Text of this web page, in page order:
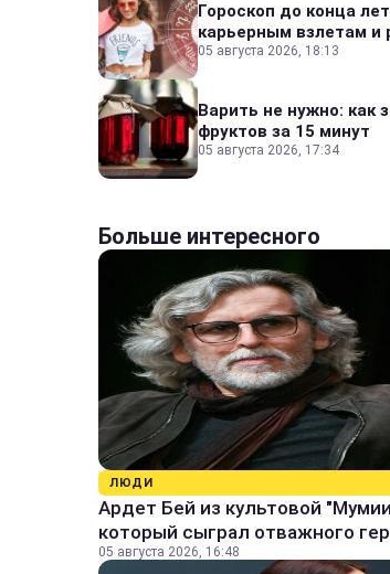
Гороскоп до конца
карьерным взлетам и
05 августа 2026, 18:13
Варить не нужно:
фруктов за 15 минут
05 августа 2026, 17:34
Больше интересного
ЛЮДИ
Ардет Бей из культовой
который сыграл отважного
05 августа 2026, 16:48